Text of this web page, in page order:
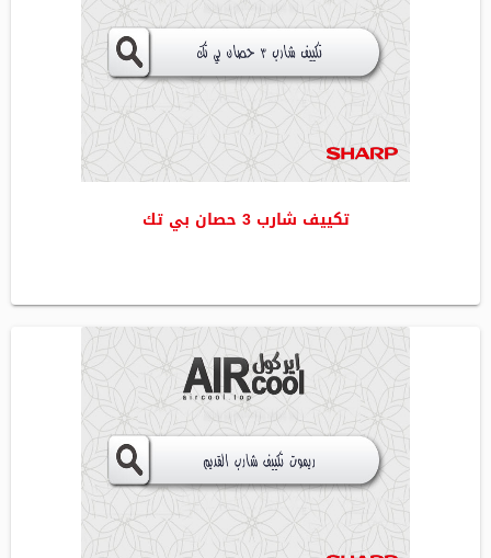
تكييف شارب 3 حصان بي تك